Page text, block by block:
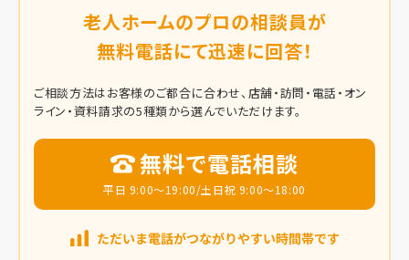
老人ホームのプロの相談員が
無料電話にて迅速に回答！
ご相談方法はお客様のご都合に合わせ、店舗・訪問・電話・オン
ライン・資料請求の5種類から選んでいただけます。
無料で電話相談
平日 9:00～19:00/土日祝 9:00～18:00